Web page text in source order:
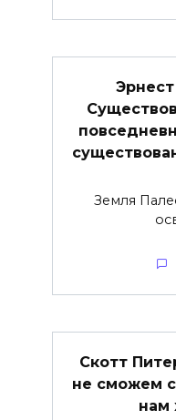
Земля
Скотт
не сможем
нам